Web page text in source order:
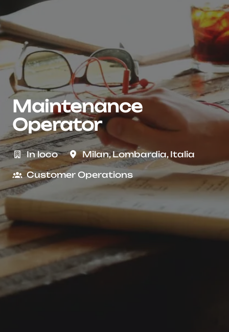
Maintenance
Operator
In loco Milan, Lombardia, Italia
Customer Operations